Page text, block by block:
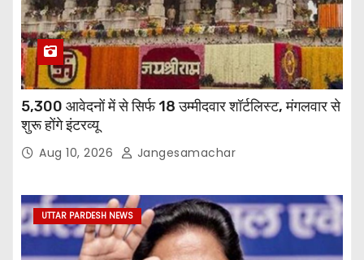
5,300 आवेदनों में से सिर्फ 18 उम्मीदवार शॉर्टलिस्ट, मंगलवार से
शुरू होंगे इंटरव्यू
Aug 10, 2026 Jangesamachar
UTTAR PARDESH NEWS